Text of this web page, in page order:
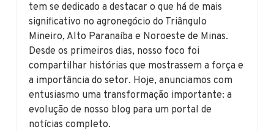
tem se dedicado a destacar o que há de mais
significativo no agronegócio do Triângulo
Mineiro, Alto Paranaíba e Noroeste de Minas.
Desde os primeiros dias, nosso foco foi
compartilhar histórias que mostrassem a força e
a importância do setor. Hoje, anunciamos com
entusiasmo uma transformação importante: a
evolução de nosso blog para um portal de
notícias completo.